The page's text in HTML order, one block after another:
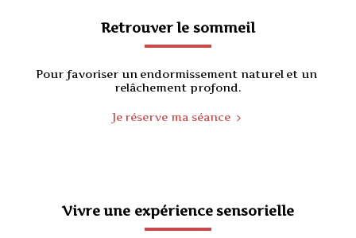
Retrouver le sommeil
Pour favoriser un endormissement naturel et un
relâchement profond.
Je réserve ma séance
Vivre une expérience sensorielle